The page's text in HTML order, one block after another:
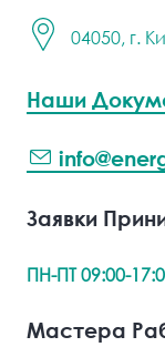
04050, г.
Наши
Заявки
ПН-ПТ 09:00-
Мастера